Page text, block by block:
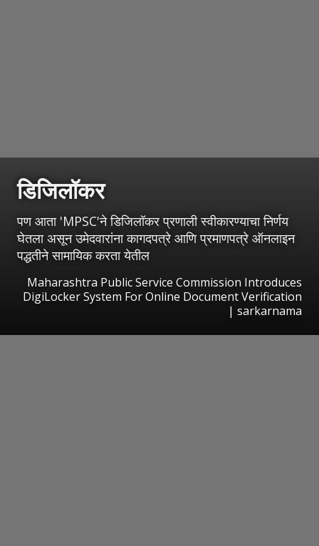
डिजिलॉकर
पण आता 'MPSC'ने डिजिलॉकर प्रणाली स्वीकारण्याचा निर्णय
घेतला असून उमेदवारांना कागदपत्रे आणि प्रमाणपत्रे ऑनलाइन
पद्धतीने सामायिक करता येतील
Maharashtra Public Service Commission Introduces
DigiLocker System For Online Document Verification
| sarkarnama